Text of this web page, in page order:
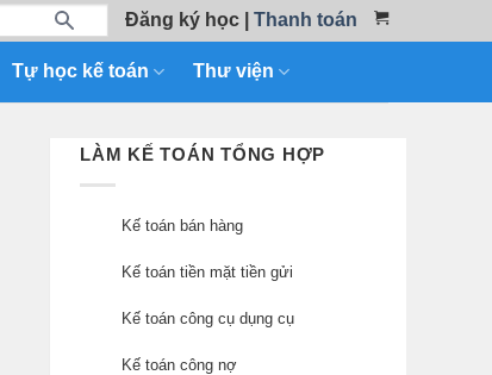
Đăng ký học| Thanh toán
Tự học kế toán Thư viện
LÀM KẾ TOÁN TỔNG HỢP
Kế toán bán hàng
Kế toán tiền mặt tiền gửi
Kế toán công cụ dụng cụ
Kế toán công nợ